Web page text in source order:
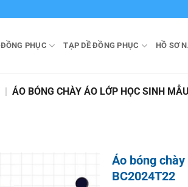
ĐỒNG PHỤC TẠP DỀ ĐỒNG PHỤC HỒ SƠ
| ÁO BÓNG CHÀY ÁO LỚP HỌC SINH
Áo bóng
BC2024T22